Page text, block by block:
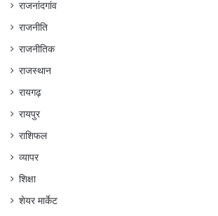
राजनांदगांव
राजनीति
राजनीतिक
राजस्थान
रायगढ़
रायपुर
राशिफल
व्यापर
शिक्षा
शेयर मार्केट